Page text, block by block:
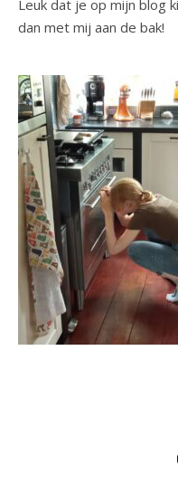
Leuk dat je op mijn blog
dan met mij aan de bak!